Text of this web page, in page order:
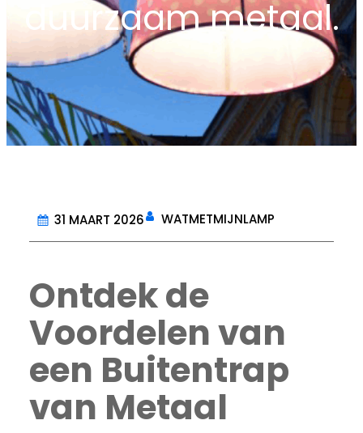
duurzaam metaal.
31 MAART 2026 WATMETMIJNLAMP
Ontdek de
Voordelen van
een Buitentrap
van Metaal